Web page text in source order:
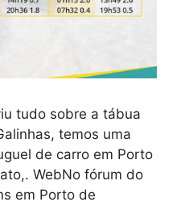
tudo sobre a tábua
temos uma
de carro em Porto
WebNo fórum do
em Porto de